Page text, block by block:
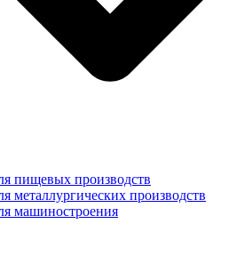
пищевых производств
металлургических производств
машиностроения